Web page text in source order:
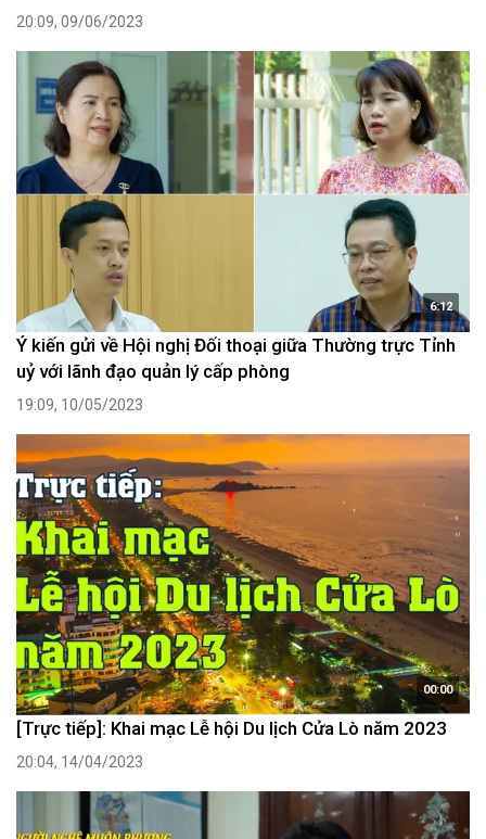
20:09, 09/06/2023
6:12
Ý kiến gửi về Hội nghị Đối thoại giữa Thường trực Tỉnh
uỷ với lãnh đạo quản lý cấp phòng
19:09, 10/05/2023
00:00
[Trực tiếp]: Khai mạc Lễ hội Du lịch Cửa Lò năm 2023
20:04, 14/04/2023